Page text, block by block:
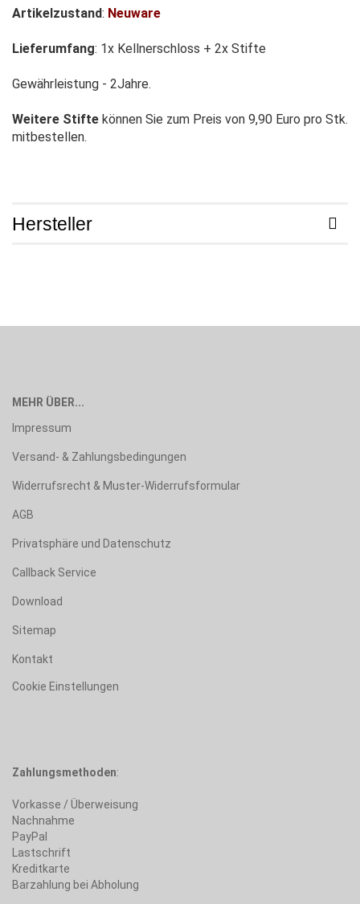
Artikelzustand: Neuware
Lieferumfang: 1x Kellnerschloss + 2x Stifte
Gewährleistung - 2Jahre.
Weitere Stifte können Sie zum Preis von 9,90 Euro pro Stk.
mitbestellen.
Hersteller
MEHR ÜBER...
Impressum
Versand- & Zahlungsbedingungen
Widerrufsrecht & Muster-Widerrufsformular
AGB
Privatsphäre und Datenschutz
Callback Service
Download
Sitemap
Kontakt
Cookie Einstellungen
Zahlungsmethoden:
Vorkasse / Überweisung
Nachnahme
PayPal
Lastschrift
Kreditkarte
Barzahlung bei Abholung